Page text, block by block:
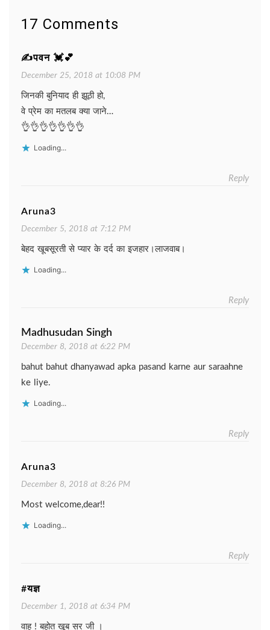
17 Comments
✍पवन 💓💕
December 25, 2018 at 10:08 PM
जिनकी बुनियाद ही झूठी हो,
वे प्रेम का मतलब क्या जाने…
👌👌👌👌👌👌👌
Loading...
Reply
Aruna3
December 5, 2018 at 7:12 PM
बेहद खूबसूरती से प्यार के दर्द का इजहार।लाजवाब।
Loading...
Reply
Madhusudan Singh
December 8, 2018 at 6:22 PM
bahut bahut dhanyawad apka pasand karne aur saraahne
ke liye.
Loading...
Reply
Aruna3
December 8, 2018 at 8:26 PM
Most welcome,dear!!
Loading...
Reply
#यज्ञ
December 1, 2018 at 6:34 PM
वाह ! बहोत खूब सर जी ।